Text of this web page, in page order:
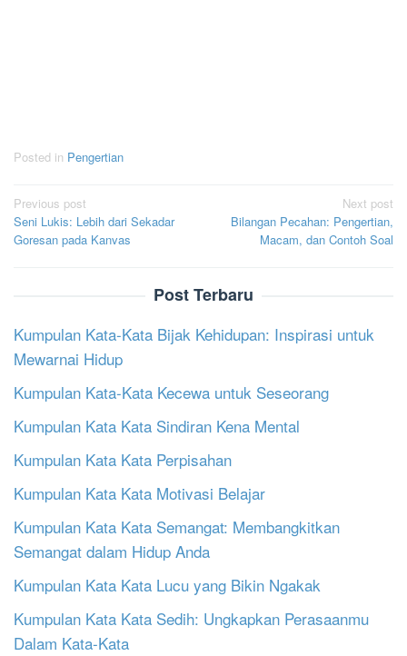
Posted in Pengertian
Post
navigation
Previous post
Seni Lukis: Lebih dari Sekadar
Goresan pada Kanvas
Next post
Bilangan Pecahan: Pengertian,
Macam, dan Contoh Soal
Post Terbaru
Kumpulan Kata-Kata Bijak Kehidupan: Inspirasi untuk
Mewarnai Hidup
Kumpulan Kata-Kata Kecewa untuk Seseorang
Kumpulan Kata Kata Sindiran Kena Mental
Kumpulan Kata Kata Perpisahan
Kumpulan Kata Kata Motivasi Belajar
Kumpulan Kata Kata Semangat: Membangkitkan
Semangat dalam Hidup Anda
Kumpulan Kata Kata Lucu yang Bikin Ngakak
Kumpulan Kata Kata Sedih: Ungkapkan Perasaanmu
Dalam Kata-Kata